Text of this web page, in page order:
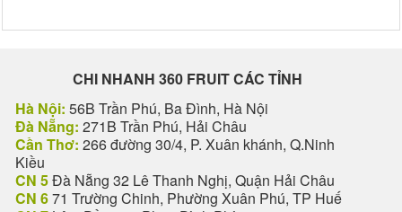
CHI NHANH 360 FRUIT CÁC TỈNH
Hà Nội: 56B Trần Phú, Ba Đình, Hà Nội
Đà Nẵng: 271B Trần Phú, Hải Châu
Cần Thơ: 266 đường 30/4, P. Xuân khánh, Q.Ninh
Kiều
CN 5Đà Nẵng 32 Lê Thanh Nghị, Quận Hải Châu
CN 671 Trường Chinh, Phường Xuân Phú, TP Huế